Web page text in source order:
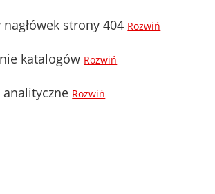
strony 404 Rozwiń
katalogów Rozwiń
analityczne Rozwiń